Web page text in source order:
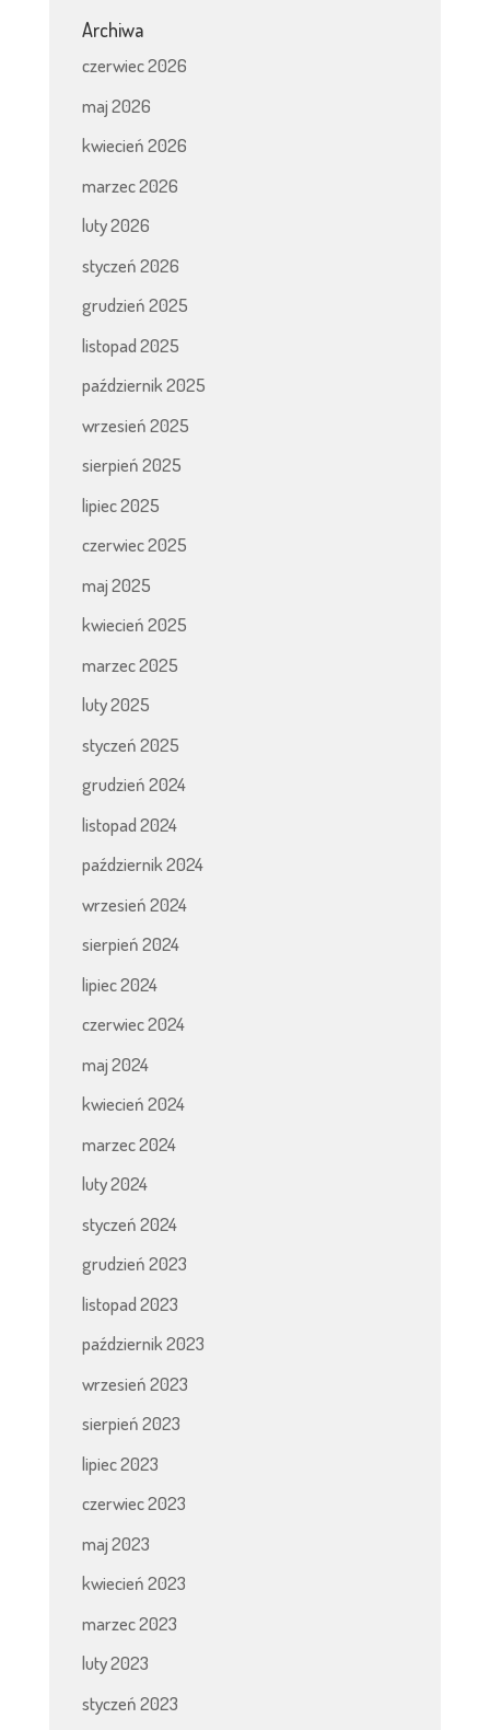
Archiwa
czerwiec 2026
maj 2026
kwiecień 2026
marzec 2026
luty 2026
styczeń 2026
grudzień 2025
listopad 2025
październik 2025
wrzesień 2025
sierpień 2025
lipiec 2025
czerwiec 2025
maj 2025
kwiecień 2025
marzec 2025
luty 2025
styczeń 2025
grudzień 2024
listopad 2024
październik 2024
wrzesień 2024
sierpień 2024
lipiec 2024
czerwiec 2024
maj 2024
kwiecień 2024
marzec 2024
luty 2024
styczeń 2024
grudzień 2023
listopad 2023
październik 2023
wrzesień 2023
sierpień 2023
lipiec 2023
czerwiec 2023
maj 2023
kwiecień 2023
marzec 2023
luty 2023
styczeń 2023